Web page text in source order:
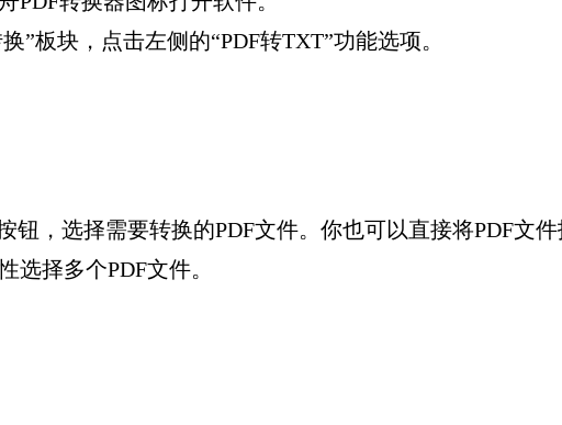
”板块，点击左侧的“PDF转TXT”功能选项。
钮，选择需要转换的PDF文件。你也可以直接将PDF文件
选择多个PDF文件。